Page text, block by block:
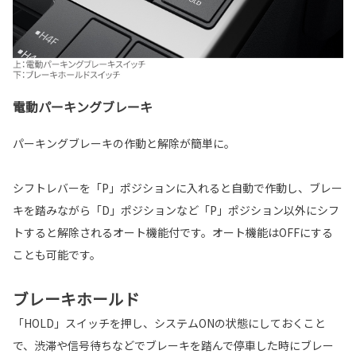
電動パーキングブレーキ
パーキングブレーキの作動と解除が簡単に。
シフトレバーを「P」ポジションに入れると自動で作動し、ブレー
キを踏みながら「D」ポジションなど「P」ポジション以外にシフ
トすると解除されるオート機能付です。オート機能はOFFにする
ことも可能です。
ブレーキホールド
「HOLD」スイッチを押し、システムONの状態にしておくこと
で、渋滞や信号待ちなどでブレーキを踏んで停車した時にブレー